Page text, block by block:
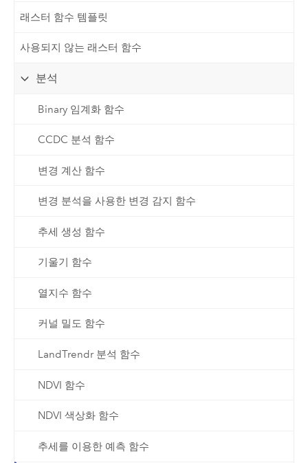
래스터 함수 템플릿
사용되지 않는 래스터 함수
분석
Binary 임계화 함수
CCDC 분석 함수
변경 계산 함수
변경 분석을 사용한 변경 감지 함수
추세 생성 함수
기울기 함수
열지수 함수
커널 밀도 함수
LandTrendr 분석 함수
NDVI 함수
NDVI 색상화 함수
추세를 이용한 예측 함수